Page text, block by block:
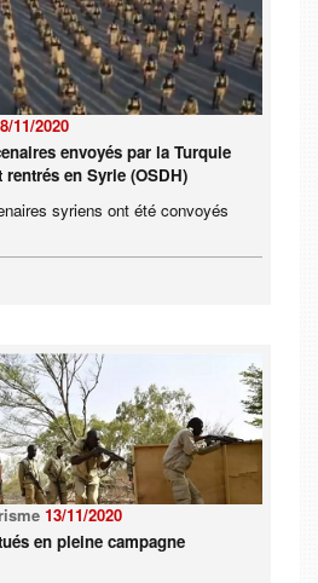
11/2020
envoyés par la Turquie
en Syrie (OSDH)
syriens ont été convoyés
13/11/2020
en pleine campagne